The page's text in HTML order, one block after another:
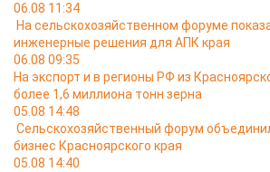
06.08 11:34
На сельскохозяйственном форуме
инженерные решения для АПК края
06.08 09:35
На экспорт и в регионы РФ из
более 1,6 миллиона тонн зерна
05.08 14:48
Сельскохозяйственный форум
бизнес Красноярского края
05.08 14:40